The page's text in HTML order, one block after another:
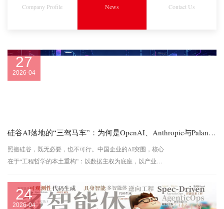
Company Profile News Contact Us
27
2026-04
硅谷AI落地的“三驾马车”：为何是OpenAI、Anthropic与Palantir？
照搬硅谷，既无必要，也不可行。中国企业的AI突围，核心
在于“工程哲学的本土重构”：以数据主权为底座，以产业纵
持续的落地范式。下一站，是工程化落地的深水区。范式之
争，终局在交付。
24
2026-04